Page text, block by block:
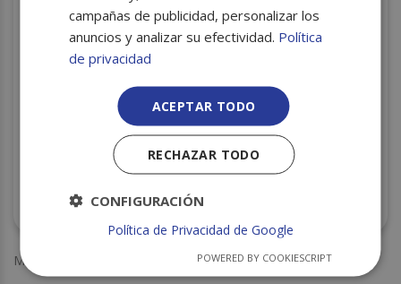
BOBINA INDUSTRIAL INNOVA PREMIUM PASTA
LAMINADA S/2
Mostrando los 7 resultados
campañas de publicidad, personalizar los
anuncios y analizar su efectividad. Política
de privacidad
ACEPTAR TODO
RECHAZAR TODO
CONFIGURACIÓN
Política de Privacidad de Google
POWERED BY COOKIESCRIPT